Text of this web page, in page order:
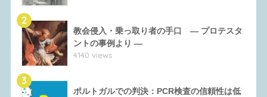
2
教会侵入・乗っ取り者の手口 ― プロテスタ
ントの事例より ―
4140 views
3
ポルトガルでの判決：PCR検査の信頼性は低